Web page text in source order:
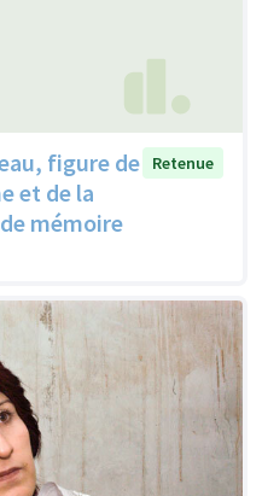
figure de
et de la
mémoire
Retenue